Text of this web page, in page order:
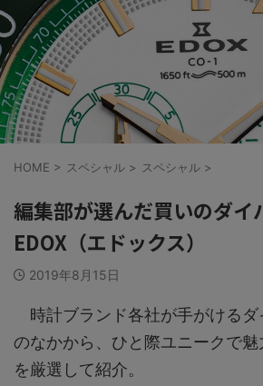
HOME > スペシャル > スペシャル >
編集部が選んだ買いのダイ
EDOX（エドックス）
2019年8月15日
時計ブランド各社が手がけるダ
のなかから、ひと際ユニークで
を厳選して紹介。